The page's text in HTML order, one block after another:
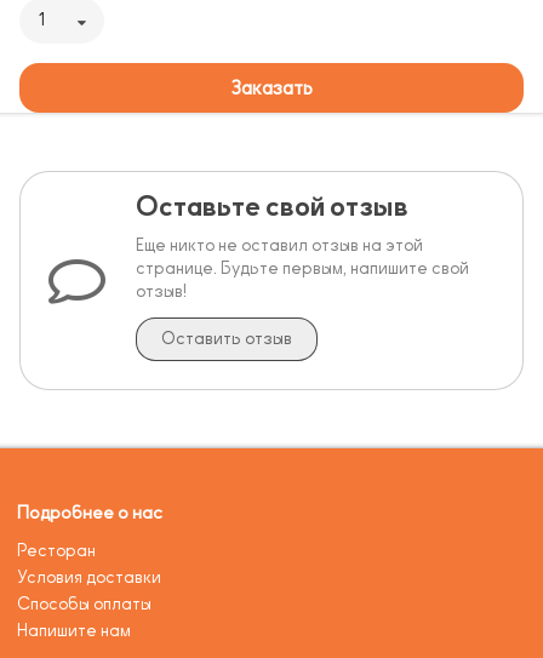
1
Заказать
Оставьте свой отзыв
Еще никто не оставил отзыв на этой
странице. Будьте первым, напишите свой
отзыв!
Оставить отзыв
Подробнее о нас
Ресторан
Условия доставки
Способы оплаты
Напишите нам